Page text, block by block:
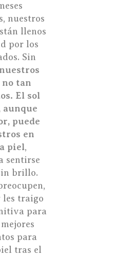
nuestros
llenos
por los
Sin
nuestros
tan
El sol
puede
en
piel,
sentirse
brillo.
les traigo
para
para
tras el